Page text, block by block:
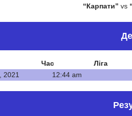
“Карпати” vs
Час Ліга
2021
12:44 am